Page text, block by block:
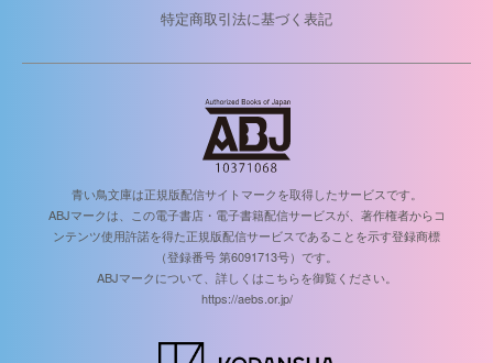
特定商取引法に基づく表記
青い鳥文庫は正規版配信サイトマークを取得したサービスです。
ABJマークは、この電子書店・電子書籍配信サービスが、著作権者からコ
ンテンツ使用許諾を得た正規版配信サービスであることを示す登録商標
（登録番号 第6091713号）です。
ABJマークについて、詳しくはこちらを御覧ください。
https://aebs.or.jp/